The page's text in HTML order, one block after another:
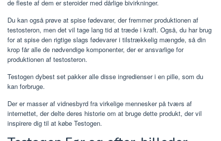
de fleste af dem er steroider med dårlige bivirkninger.
Du kan også prøve at spise fødevarer, der fremmer produktionen af ​​
testosteron, men det vil tage lang tid at træde i kraft. Også, du har brug
for at spise den rigtige slags fødevarer i tilstrækkelig mængde, så din
krop får alle de nødvendige komponenter, der er ansvarlige for
produktionen af ​​testosteron.
Testogen dybest set pakker alle disse ingredienser i en pille, som du
kan forbruge.
Der er masser af vidnesbyrd fra virkelige mennesker på tværs af
internettet, der delte deres historie om at bruge dette produkt, der vil
inspirere dig til at købe Testogen.